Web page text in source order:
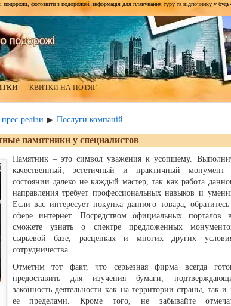
фотозвіти з подорожей, інформація для планування туру та відпочинку у будь-
КВИТКИ НА ПОТЯГ
релізи ▶ Послуги компаній
памятники у специалистов
Памятник – это символ уважения к усопшему.
качественный, эстетичный и практичный монумент
состоянии далеко не каждый мастер, так как работа
направления требует профессиональных навыков и
Если вас интересует покупка данного товара,
сфере интернет. Посредством официальных порталов
сможете узнать о спектре предложенных
сырьевой базе, расценках и многих других
сотрудничества.
Отметим тот факт, что серьезная фирма всегда
предоставить для изучения бумаги,
законность деятельности как на территории страны, так и
ее пределами. Кроме того, не забывайте